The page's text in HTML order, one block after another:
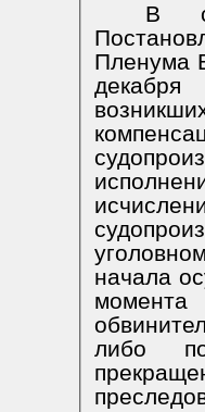
В
Пленума
начала
либо